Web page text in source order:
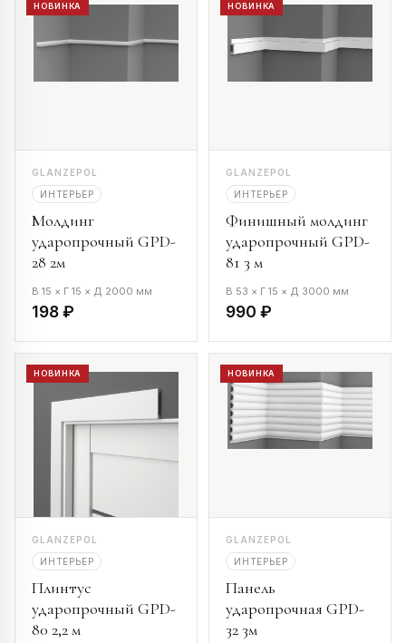
НОВИНКА
GLANZEPOL
ИНТЕРЬЕР
Молдинг
ударопрочный GPD-
28 2м
В 15 × Г 15 × Д 2000 мм
198 ₽
НОВИНКА
GLANZEPOL
ИНТЕРЬЕР
Финишный молдинг
ударопрочный GPD-
81 3 м
В 53 × Г 15 × Д 3000 мм
990 ₽
НОВИНКА
GLANZEPOL
ИНТЕРЬЕР
Плинтус
ударопрочный GPD-
80 2,2 м
НОВИНКА
GLANZEPOL
ИНТЕРЬЕР
Панель
ударопрочная GPD-
32 3м